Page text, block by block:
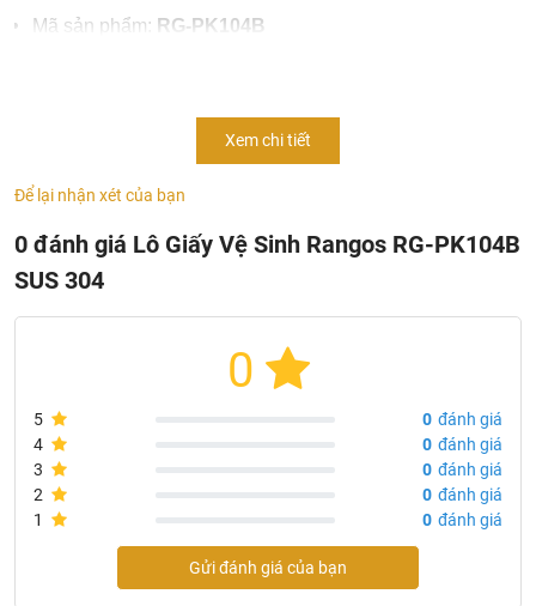
Mã sản phẩm: RG-PK104B
Thiết kế tân cổ điển, hiện đại, sang trọng.
Sản phẩm nằm trong bộ phụ kiện gương cao cấp Rangos
RG-PK1B
Một số hình ảnh lô giấy vệ sinh RangosRG-PK104B
Xem chi tiết
Để lại nhận xét của bạn
0 đánh giá Lô Giấy Vệ Sinh Rangos RG-PK104B
SUS 304
0
5 0 đánh giá
4
0 đánh giá
3
0 đánh giá
2
0 đánh giá
1
0 đánh giá
Gửi đánh giá của bạn